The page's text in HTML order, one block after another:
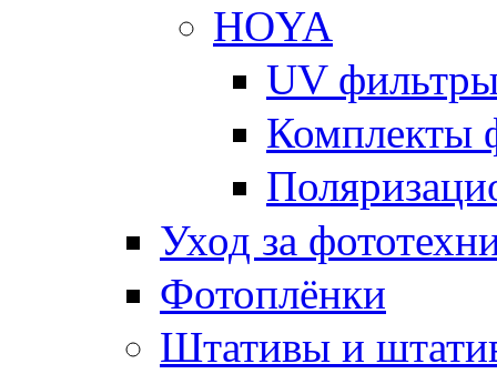
HOYA
UV
Комплекты
Уход за
Фотоплёнки
Штативы и